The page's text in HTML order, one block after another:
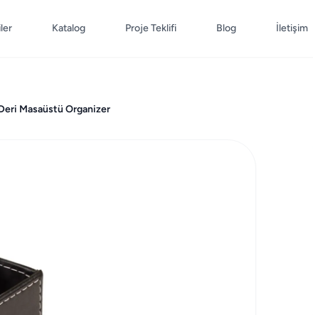
Katalog Proje Teklifi Blog İletişim
Masaüstü Organizer